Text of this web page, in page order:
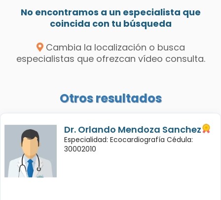
No encontramos a un especialista que
coincida con tu búsqueda
Cambia la localización o busca
especialistas que ofrezcan vídeo consulta.
Otros resultados
Dr. Orlando Mendoza Sanchez
Especialidad: Ecocardiografía Cédula:
30002010